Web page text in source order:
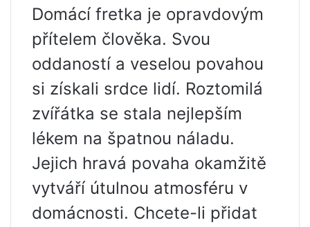
Domácí fretka je opravdovým
přítelem člověka. Svou
oddaností a veselou povahou
si získali srdce lidí. Roztomilá
zvířátka se stala nejlepším
lékem na špatnou náladu.
Jejich hravá povaha okamžitě
vytváří útulnou atmosféru v
domácnosti. Chcete-li přidat